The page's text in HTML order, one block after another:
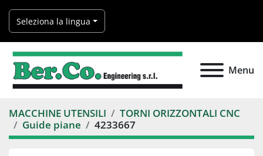
Seleziona la lingua
Menu
MACCHINE UTENSILI
TORNI ORIZZONTALI CNC
Guide piane
4233667